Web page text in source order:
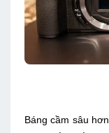
Báng cầm sâu